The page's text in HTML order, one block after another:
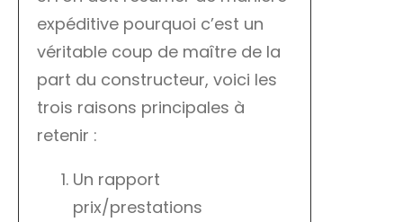
expéditive pourquoi c’est un
véritable coup de maître de la
part du constructeur, voici les
trois raisons principales à
retenir :
Un rapport
prix/prestations